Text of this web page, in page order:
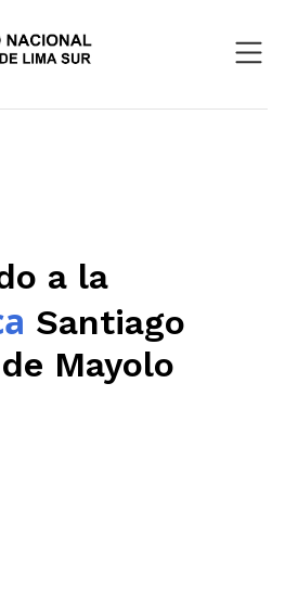
Virtual
a la
Santiago
Mayolo